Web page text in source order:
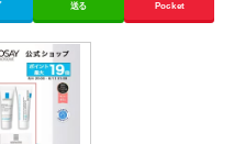
送る Pocket